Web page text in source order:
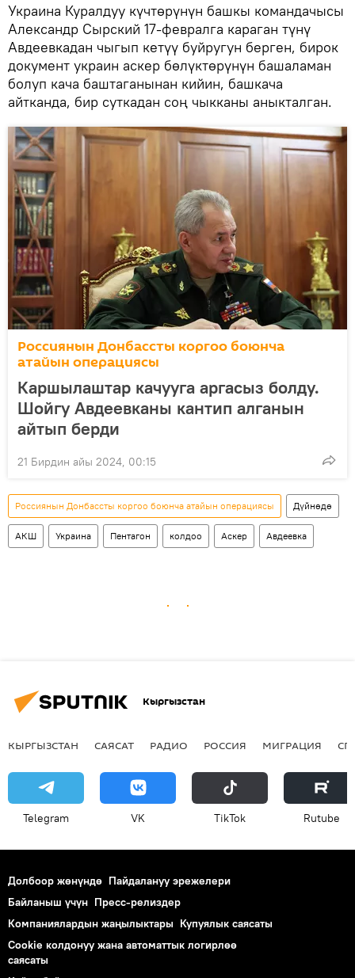
Украина Куралдуу күчтөрүнүн башкы командачысы
Александр Сырский 17-февралга караган түнү
Авдеевкадан чыгып кетүү буйругун берген, бирок
документ украин аскер бөлүктөрүнүн башаламан
болуп кача баштаганынан кийин, башкача
айтканда, бир суткадан соң чыкканы аныкталган.
Россиянын Донбассты коргоо боюнча
атайын операциясы
Каршылаштар качууга аргасыз болду.
Шойгу Авдеевканы кантип алганын
айтып берди
21 Бирдин айы 2024, 00:15
Россиянын Донбассты коргоо боюнча атайын операциясы Дүйнөдө
АКШ Украина Пентагон колдоо Аскер Авдеевка
Кыргызстан
КЫРГЫЗСТАН САЯСАТ РАДИО РОССИЯ МИГРАЦИЯ
Telegram VK ТikТоk Rutube
Долбоор жөнүндө Пайдалануу эрежелери
Байланыш үчүн Пресс-релиздер
Компаниялардын жаңылыктары Купуялык саясаты
Cookie колдонуу жана автоматтык логирлөө
саясаты